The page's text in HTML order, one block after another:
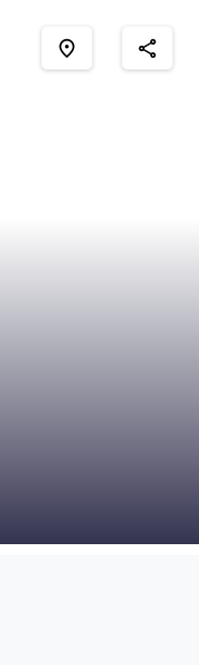
place share